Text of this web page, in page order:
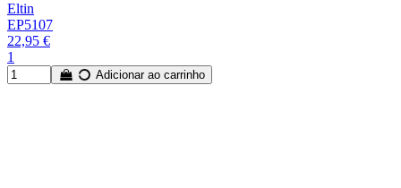
Eltin
EP5107
22,95 €
1
Adicionar ao carrinho